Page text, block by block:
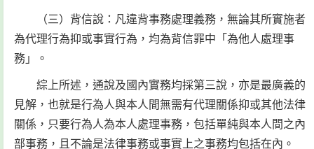
（三）背信說：凡違背事務處理義務，無論其所實施者
為代理行為抑或事實行為，均為背信罪中「為他人處理事
務」。
綜上所述，通說及國內實務均採第三說，亦是最廣義的
見解，也就是行為人與本人間無需有代理關係抑或其他法律
關係，只要行為人為本人處理事務，包括單純與本人間之內
部事務，且不論是法律事務或事實上之事務均包括在內。